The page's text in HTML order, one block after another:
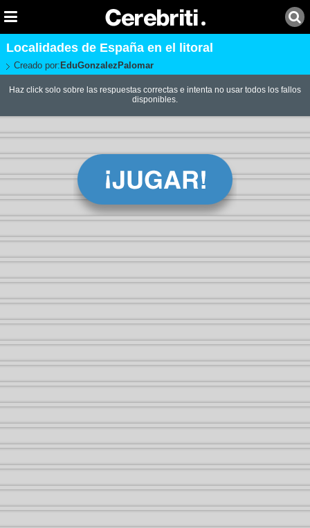
Localidades de España en el litoral
Creado por: EduGonzalezPalomar
Haz click solo sobre las respuestas correctas e intenta no usar todos los fallos
disponibles.